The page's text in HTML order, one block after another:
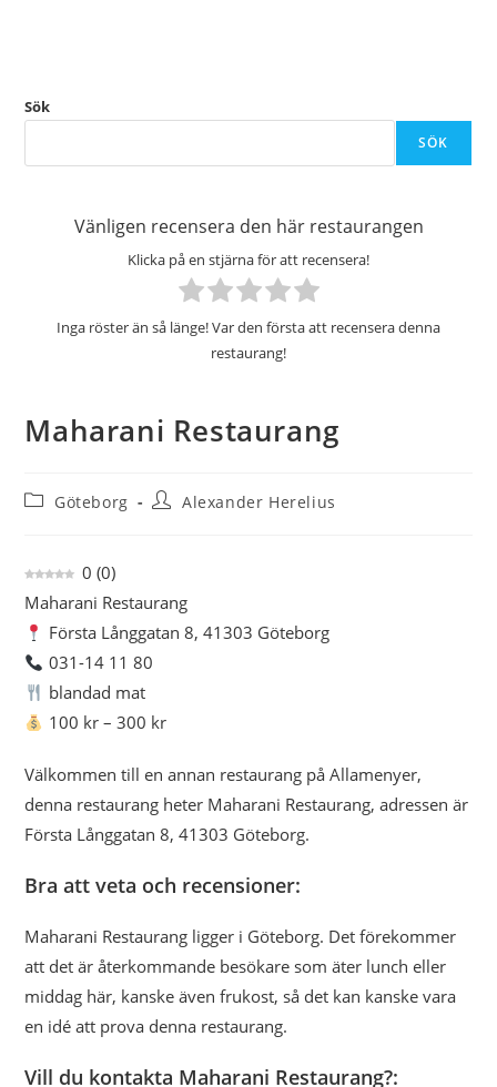
Sök
SÖK
Vänligen recensera den här restaurangen
Klicka på en stjärna för att recensera!
Inga röster än så länge! Var den första att recensera denna
restaurang!
Maharani Restaurang
Inläggskategori:
Göteborg Inläggsförfattare:
Alexander Herelius
0 (0)
Maharani Restaurang
Första Långgatan 8, 41303 Göteborg
031-14 11 80
blandad mat
100 kr – 300 kr
Välkommen till en annan restaurang på Allamenyer,
denna restaurang heter Maharani Restaurang, adressen är
Första Långgatan 8, 41303 Göteborg.
Bra att veta och recensioner:
Maharani Restaurang ligger i Göteborg. Det förekommer
att det är återkommande besökare som äter lunch eller
middag här, kanske även frukost, så det kan kanske vara
en idé att prova denna restaurang.
Vill du kontakta Maharani Restaurang?: